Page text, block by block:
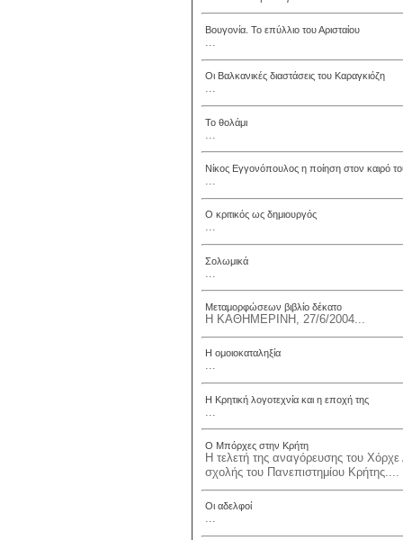
Βουγονία. Το επύλλιο του Αρισταίου
...
Οι Βαλκανικές διαστάσεις του Καραγκιόζη
...
Το θολάμι
Νίκος Εγγονόπουλος η ποίηση στον καιρό
...
Ο κριτικός ως δημιουργός
...
Σολωμικά
Μεταμορφώσεων βιβλίο δέκατο
Η ΚΑΘΗΜΕΡΙΝΗ, 27/6/2004...
Η ομοιοκαταληξία
...
Η Κρητική λογοτεχνία και η εποχή της
Ο Μπόρχες στην Κρήτη
Η τελετή της αναγόρευσης του Χόρχε
σχολής του Πανεπιστημίου Κρήτης....
Οι αδελφοί
...